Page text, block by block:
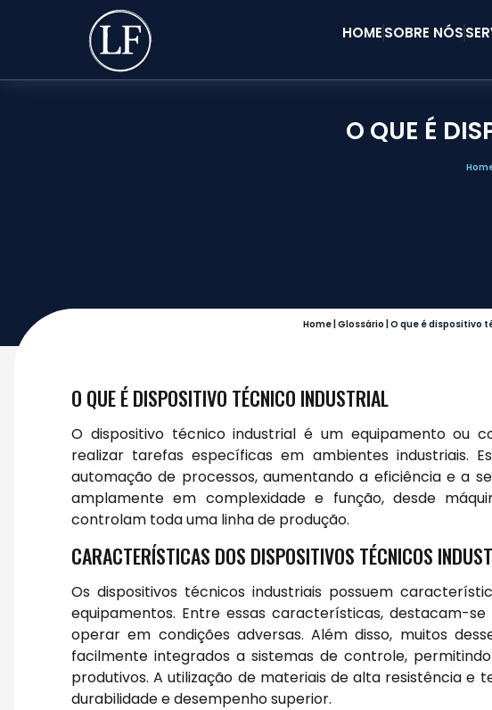
HOMESOBRE NÓS
O QUE É
Home |Glossário |O que é dispositivo
O QUE É DISPOSITIVO TÉCNICO INDUSTRIAL
O dispositivo técnico industrial é um equipamento ou
realizar tarefas específicas em ambientes industriais.
automação de processos, aumentando a eficiência e a
amplamente em complexidade e função, desde
controlam toda uma linha de produção.
CARACTERÍSTICAS DOS DISPOSITIVOS TÉCNICOS
Os dispositivos técnicos industriais possuem
equipamentos. Entre essas características, destacam-
operar em condições adversas. Além disso, muitos
facilmente integrados a sistemas de controle,
produtivos. A utilização de materiais de alta resistência e
durabilidade e desempenho superior.